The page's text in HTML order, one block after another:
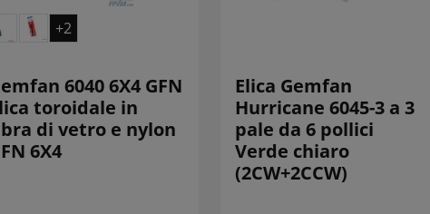
+2
6040 6X4 GFN
toroidale in
di vetro e nylon
6X4
Elica Gemfan
Hurricane 6045-3 a 3
pale da 6 pollici
Verde chiaro
(2CW+2CCW)